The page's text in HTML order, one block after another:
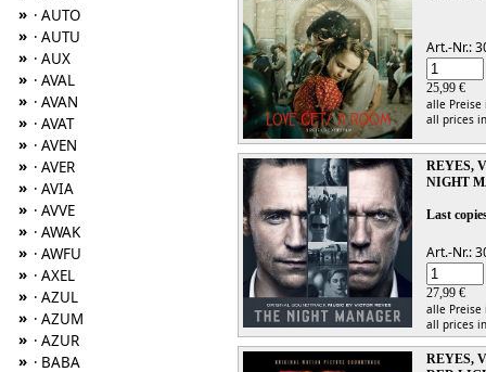
» · AUTO
» · AUTU
» · AUX
» · AVAL
» · AVAN
» · AVAT
» · AVEN
» · AVER
» · AVIA
» · AVVE
» · AWAK
» · AWFU
» · AXEL
» · AZUL
» · AZUM
» · AZUR
» · BABA
Art.-Nr.:
25,99 €
alle
all prices
REYES,
NIGHT
Last
Art.-Nr.:
27,99 €
alle
all prices
REYES,